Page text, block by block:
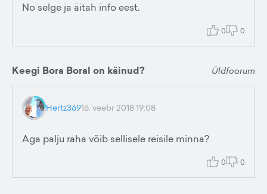
No selge ja äitah info eest.
0 0
Keegi Bora Boral on käinud? Üldfoorum
Hertz36916. veebr 2018 19:08
Aga palju raha võib sellisele reisile minna?
0 0